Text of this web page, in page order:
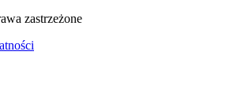
zastrzeżone